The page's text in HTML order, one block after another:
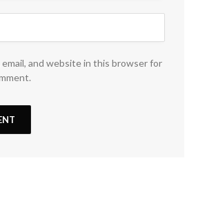
email, and website in this browser for